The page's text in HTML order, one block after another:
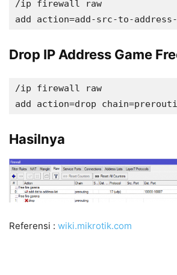
/ip firewall raw
Drop IP Address Game
/ip firewall raw
Hasilnya
Referensi : wiki.mikrotik.com